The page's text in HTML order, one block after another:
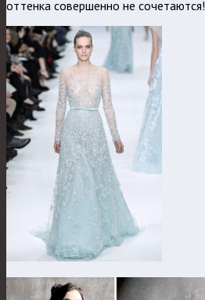
оттенка совершенно не сочетаются!